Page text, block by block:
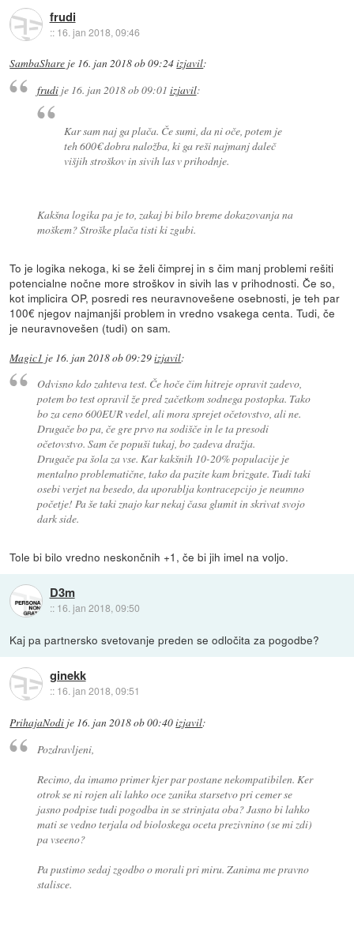
frudi
:: 16. jan 2018, 09:46
SambaShare je 16. jan 2018 ob 09:24izjavil:
frudije 16. jan 2018 ob 09:01 izjavil:
Kar sam naj ga plača. Če sumi, da ni oče, potem je
teh 600€ dobra naložba, ki ga reši najmanj daleč
višjih stroškov in sivih las v prihodnje.
Kakšna logika pa je to, zakaj bi bilo breme dokazovanja na
moškem? Stroške plača tisti ki zgubi.
To je logika nekoga, ki se želi čimprej in s čim manj problemi rešiti
potencialne nočne more stroškov in sivih las v prihodnosti. Če so,
kot implicira OP, posredi res neuravnovešene osebnosti, je teh par
100€ njegov najmanjši problem in vredno vsakega centa. Tudi, če
je neuravnovešen (tudi) on sam.
Magic1 je 16. jan 2018 ob 09:29izjavil:
Odvisno kdo zahteva test. Če hoče čim hitreje opravit zadevo,
potem bo test opravil že pred začetkom sodnega postopka. Tako
bo za ceno 600EUR vedel, ali mora sprejet očetovstvo, ali ne.
Drugače bo pa, če gre prvo na sodišče in le ta presodi
očetovstvo. Sam če popuši tukaj, bo zadeva dražja.
Drugače pa šola za vse. Kar kakšnih 10-20% populacije je
mentalno problematične, tako da pazite kam brizgate. Tudi taki
osebi verjet na besedo, da uporablja kontracepcijo je neumno
početje! Pa še taki znajo kar nekaj časa glumit in skrivat svojo
dark side.
Tole bi bilo vredno neskončnih +1, če bi jih imel na voljo.
D3m
:: 16. jan 2018, 09:50
Kaj pa partnersko svetovanje preden se odločita za pogodbe?
ginekk
:: 16. jan 2018, 09:51
PrihajaNodi je 16. jan 2018 ob 00:40izjavil:
Pozdravljeni,
Recimo, da imamo primer kjer par postane nekompatibilen. Ker
otrok se ni rojen ali lahko oce zanika starsetvo pri cemer se
jasno podpise tudi pogodba in se strinjata oba? Jasno bi lahko
mati se vedno terjala od bioloskega oceta prezivnino (se mi zdi)
pa vseeno?
Pa pustimo sedaj zgodbo o morali pri miru. Zanima me pravno
stalisce.